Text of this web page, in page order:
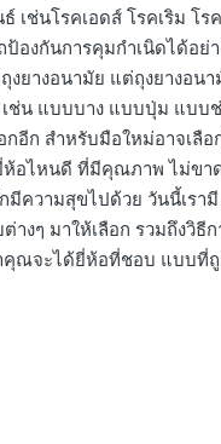
เช่นโรคเอดส์ โรคเริม โ
ป้องกันการคุมกำเนิดได้อย่
งยางอนามัย แต่ถุงยางอน
ช่น แบบบาง แบบปุ่ม แบบ
กอีก สำหรับมือใหม่อาจเลือ
อไหนดี ที่มีคุณภาพ ไม่ขาด
ความสุขไปด้วย วันนี้เรามี
งๆ มาให้เลือก รวมถึงวิธีก
คุณจะได้ยี่ห้อที่ชอบ แบบที่ถู